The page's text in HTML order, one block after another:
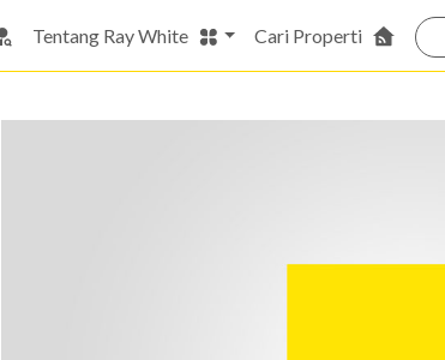
Tentang Ray White Cari Properti